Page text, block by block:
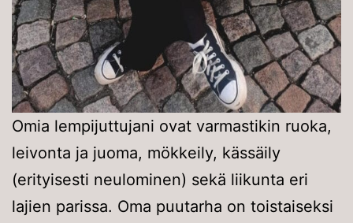
Omia lempijuttujani ovat varmastikin ruoka,
leivonta ja juoma, mökkeily, kässäily
(erityisesti neulominen) sekä liikunta eri
lajien parissa. Oma puutarha on toistaiseksi